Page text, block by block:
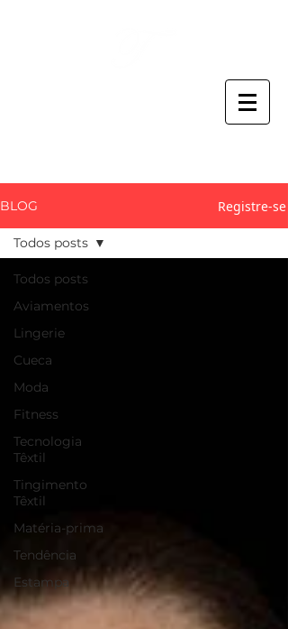
BLOG Registre-se
Todos posts
Aviamentos
Lingerie
Cueca
Moda
Fitness
Tecnologia
Têxtil
Tingimento
Têxtil
Matéria-prima
Tendência
Estampa
Todos posts